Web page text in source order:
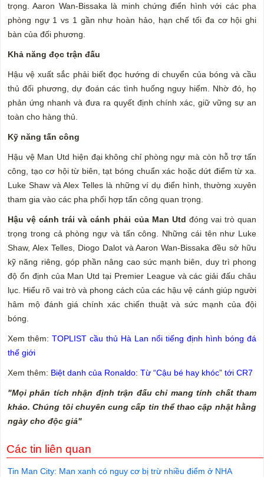
trọng. Aaron Wan-Bissaka là minh chứng điển hình với các pha
phòng ngự 1 vs 1 gần như hoàn hảo, hạn chế tối đa cơ hội ghi
bàn của đối phương.
Khả năng đọc trận đấu
Hậu vệ xuất sắc phải biết đọc hướng di chuyển của bóng và cầu
thủ đối phương, dự đoán các tình huống nguy hiểm. Nhờ đó, họ
phản ứng nhanh và đưa ra quyết định chính xác, giữ vững sự an
toàn cho hàng thủ.
Kỹ năng tấn công
Hậu vệ Man Utd hiện đại không chỉ phòng ngự mà còn hỗ trợ tấn
công, tạo cơ hội từ biên, tạt bóng chuẩn xác hoặc dứt điểm từ xa.
Luke Shaw và Alex Telles là những ví dụ điển hình, thường xuyên
tham gia vào các pha phối hợp tấn công quan trọng.
Hậu vệ cánh trái và cánh phải của Man Utd đóng vai trò quan
trọng trong cả phòng ngự và tấn công. Những cái tên như Luke
Shaw, Alex Telles, Diogo Dalot và Aaron Wan-Bissaka đều sở hữu
kỹ năng riêng, góp phần nâng cao sức mạnh biên, duy trì phong
độ ổn định của Man Utd tại Premier League và các giải đấu châu
lục. Hiểu rõ vai trò và phong cách của các hậu vệ cánh giúp người
hâm mộ đánh giá chính xác chiến thuật và sức mạnh của đội
bóng.
Xem thêm: TOPLIST cầu thủ Hà Lan nổi tiếng định hình bóng đá
thế giới
Xem thêm: Biệt danh của Ronaldo: Từ “Cậu bé hay khóc” tới CR7
"Mọi phân tích nhận định trận đấu chỉ mang tính chất tham
khảo. Chúng tôi chuyên cung cấp tin thể thao cập nhật hằng
ngày cho độc giả"
Các tin liên quan
Tin Man City: Man xanh có nguy cơ bị trừ nhiều điểm ở NHA